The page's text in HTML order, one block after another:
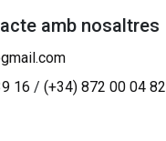
amb nosaltres
16 / (+34) 872 00 04 82